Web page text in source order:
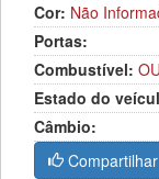
Cor: Não
Portas:
Combustível:
Estado do
Câmbio:
Compartilhar